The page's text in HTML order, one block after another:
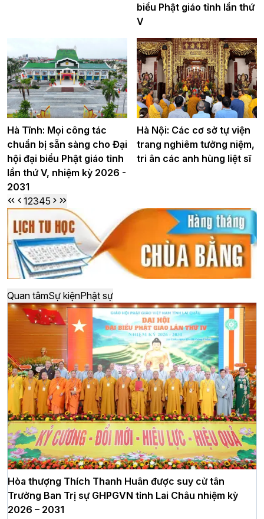
biểu Phật giáo tỉnh lần thứ
V
Hà Tĩnh: Mọi công tác
chuẩn bị sẵn sàng cho Đại
hội đại biểu Phật giáo tỉnh
lần thứ V, nhiệm kỳ 2026 -
2031
Hà Nội: Các cơ sở tự viện
trang nghiêm tưởng niệm,
tri ân các anh hùng liệt sĩ
12345
Quan tâmSự kiệnPhật sự
Hòa thượng Thích Thanh Huân được suy cử tân
Trưởng Ban Trị sự GHPGVN tỉnh Lai Châu nhiệm kỳ
2026 – 2031